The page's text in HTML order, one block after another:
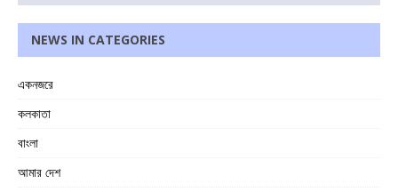
NEWS IN CATEGORIES
একনজরে
কলকাতা
বাংলা
আমার দেশ